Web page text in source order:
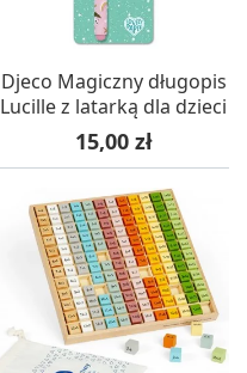
Djeco Magiczny długopis
Lucille z latarką dla dzieci
Cena
15,00 zł